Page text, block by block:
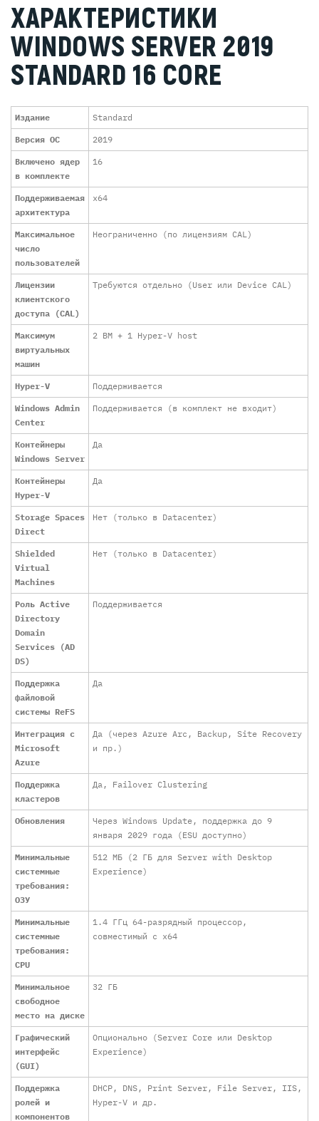
ХАРАКТЕРИСТИКИ
WINDOWS SERVER 2019
STANDARD 16 CORE
Издание Standard
Версия ОС 2019
Включено ядер
в комплекте
16
Поддерживаемая
архитектура
x64
Максимальное
число
пользователей
Неограниченно (по лицензиям CAL)
Лицензии
клиентского
доступа (CAL)
Требуются отдельно (User или Device CAL)
Максимум
виртуальных
машин
2 ВМ + 1 Hyper-V host
Hyper-V Поддерживается
Windows Admin
Center
Поддерживается (в комплект не входит)
Контейнеры
Windows Server
Да
Контейнеры
Hyper-V
Да
Storage Spaces
Direct
Нет (только в Datacenter)
Shielded
Virtual
Machines
Нет (только в Datacenter)
Роль Active
Directory
Domain
Services (AD
DS)
Поддерживается
Поддержка
файловой
системы ReFS
Да
Интеграция с
Microsoft
Azure
Да (через Azure Arc, Backup, Site Recovery
и пр.)
Поддержка
кластеров
Да, Failover Clustering
Обновления
Через Windows Update, поддержка до 9
января 2029 года (ESU доступно)
Минимальные
системные
требования:
ОЗУ
512 МБ (2 ГБ для Server with Desktop
Experience)
Минимальные
системные
требования:
CPU
1.4 ГГц 64-разрядный процессор,
совместимый с x64
Минимальное
свободное
место на диске
32 ГБ
Графический
интерфейс
(GUI)
Опционально (Server Core или Desktop
Experience)
Поддержка
ролей и
компонентов
DHCP, DNS, Print Server, File Server, IIS,
Hyper-V и др.